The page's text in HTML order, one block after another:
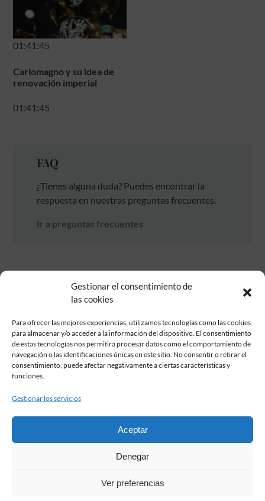
Gestionar el consentimiento de
las cookies
Para ofrecer las mejores experiencias, utilizamos tecnologías como las cookies
para almacenar y/o acceder a la información del dispositivo. El consentimiento
de estas tecnologías nos permitirá procesar datos como el comportamiento de
navegación o las identificaciones únicas en este sitio. No consentir o retirar el
consentimiento, puede afectar negativamente a ciertas características y
funciones.
Gestionar los servicios
Aceptar
Denegar
Ver preferencias
01:41:45
Carlomagno y su idea de
renovación imperial
01:41:45
FAQ
¿Tienes alguna duda? Puedes encontrar la
respuesta en nuestras preguntas frecuentes.
Ir a preguntas frecuentes
Fundación Pastor de Estudios Clásicos
Calle Serrano, 107. Madrid, 28006.
915617236
2026 Todos los derechos reservados © Fundación Pastor. Sitio web
Condiciones de contratación
Aviso legal